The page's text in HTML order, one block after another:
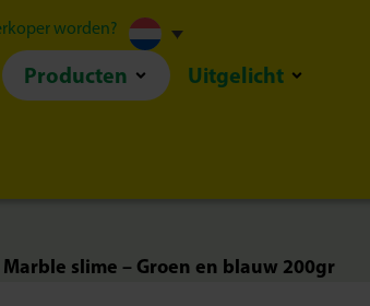
worden?
Producten Uitgelicht
Marble slime – Groen en blauw 200gr